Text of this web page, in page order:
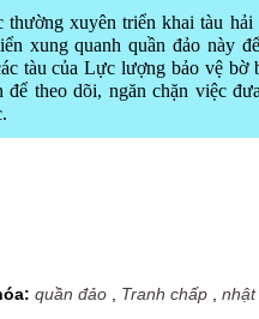
thường xuyên triển khai tàu
xung quanh quần đảo này
tàu của Lực lượng bảo vệ bờ
để theo dõi, ngăn chặn việc
quần đảo Tranh chấp nhật